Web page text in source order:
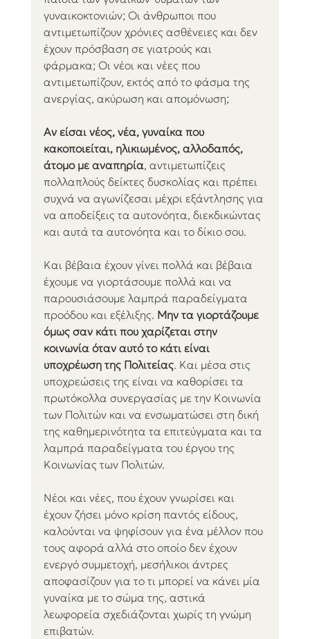
γυναικοκτονιών; Οι άνθρωποι που
αντιμετωπίζουν χρόνιες ασθένειες και δεν
έχουν πρόσβαση σε γιατρούς και
φάρμακα; Οι νέοι και νέες που
αντιμετωπίζουν, εκτός από το φάσμα της
ανεργίας, ακύρωση και απομόνωση;
Αν είσαι νέος, νέα, γυναίκα που
κακοποιείται, ηλικιωμένος, αλλοδαπός,
άτομο με αναπηρία, αντιμετωπίζεις
πολλαπλούς δείκτες δυσκολίας και πρέπει
συχνά να αγωνίζεσαι μέχρι εξάντλησης για
να αποδείξεις τα αυτονόητα, διεκδικώντας
και αυτά τα αυτονόητα και το δίκιο σου.
Και βέβαια έχουν γίνει πολλά και βέβαια
έχουμε να γιορτάσουμε πολλά και να
παρουσιάσουμε λαμπρά παραδείγματα
προόδου και εξέλιξης. Μην τα γιορτάζουμε
όμως σαν κάτι που χαρίζεται στην
κοινωνία όταν αυτό το κάτι είναι
υποχρέωση της Πολιτείας. Και μέσα στις
υποχρεώσεις της είναι να καθορίσει τα
πρωτόκολλα συνεργασίας με την Κοινωνία
των Πολιτών και να ενσωματώσει στη δική
της καθημερινότητα τα επιτεύγματα και τα
λαμπρά παραδείγματα του έργου της
Κοινωνίας των Πολιτών.
Νέοι και νέες, που έχουν γνωρίσει και
έχουν ζήσει μόνο κρίση παντός είδους,
καλούνται να ψηφίσουν για ένα μέλλον που
τους αφορά αλλά στο οποίο δεν έχουν
ενεργό συμμετοχή, μεσήλικοι άντρες
αποφασίζουν για το τι μπορεί να κάνει μία
γυναίκα με το σώμα της, αστικά
λεωφορεία σχεδιάζονται χωρίς τη γνώμη
επιβατών.